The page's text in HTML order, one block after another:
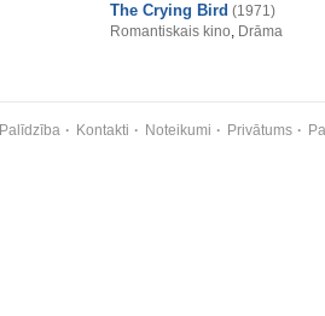
The Crying Bird (1971)
Romantiskais kino, Drāma
Palīdzība Kontakti Noteikumi Privātums